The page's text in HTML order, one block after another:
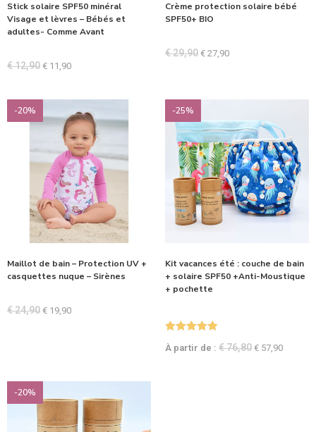
Stick solaire SPF50 minéral
Visage et lèvres – Bébés et
adultes- Comme Avant
€12,90 € 11,90
Crème protection solaire bébé
SPF50+ BIO
€29,90 € 27,90
-20%
Maillot de bain – Protection UV +
casquettes nuque – Sirènes
€24,90 € 19,90
-25%
Kit vacances été : couche de bain
+ solaire SPF50 +Anti-Moustique
+ pochette
sur 5
À partir de : €76,80 € 57,90
-20%